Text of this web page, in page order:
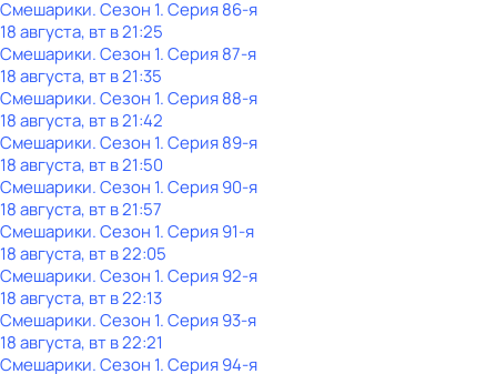
Смешарики. Сезон 1. Серия 86-я
18 августа, вт в 21:25
Смешарики. Сезон 1. Серия 87-я
18 августа, вт в 21:35
Смешарики. Сезон 1. Серия 88-я
18 августа, вт в 21:42
Смешарики. Сезон 1. Серия 89-я
18 августа, вт в 21:50
Смешарики. Сезон 1. Серия 90-я
18 августа, вт в 21:57
Смешарики. Сезон 1. Серия 91-я
18 августа, вт в 22:05
Смешарики. Сезон 1. Серия 92-я
18 августа, вт в 22:13
Смешарики. Сезон 1. Серия 93-я
18 августа, вт в 22:21
Смешарики. Сезон 1. Серия 94-я